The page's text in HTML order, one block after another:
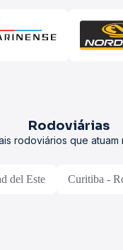
Rodoviárias
rodoviários que atuam
del Este Curitiba -